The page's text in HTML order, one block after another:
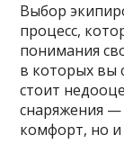
Выбор
процесс,
понимания
в которых вы
стоит
снаряжения —
комфорт, но и